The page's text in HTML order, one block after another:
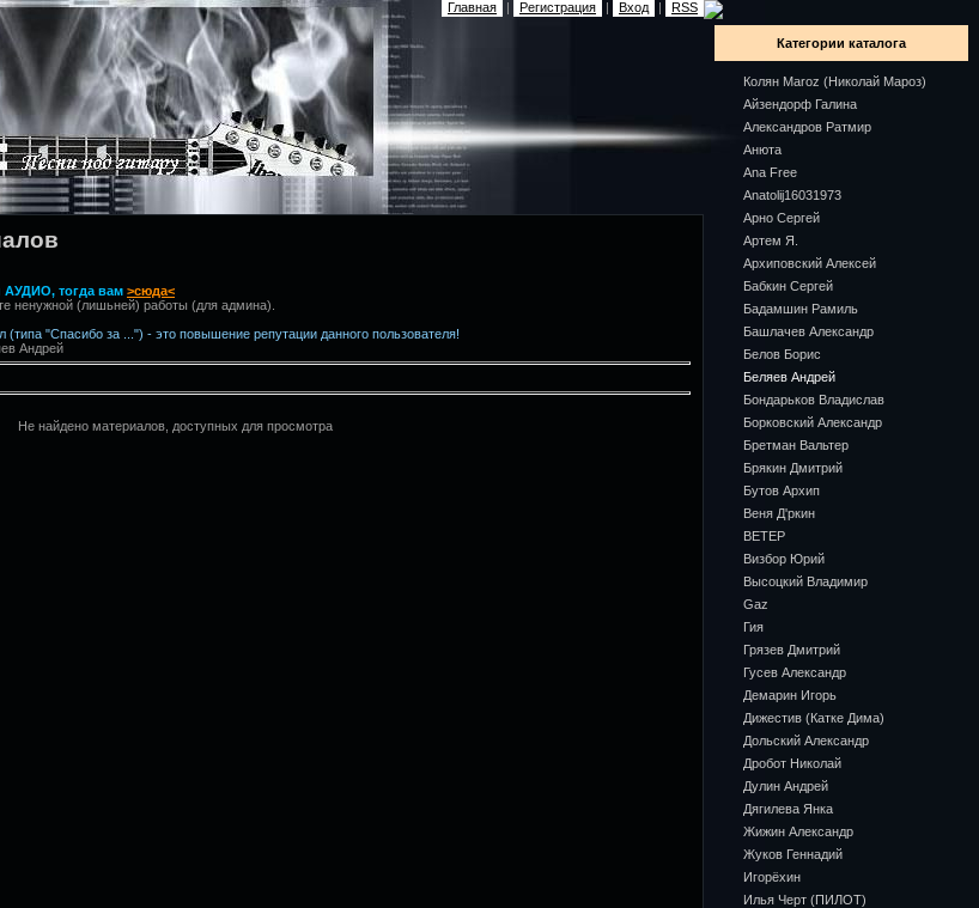
Главная | Регистрация | Вход | RSS
АУДИО, тогда вам >сюда<
ненужной (лишьней) работы (для админа).
"Спасибо за ...") - это повышение репутации данного пользователя!
Андрей
Не найдено материалов, доступных для просмотра
Категории каталога
Колян Maroz (Николай Мароз)
Айзендорф Галина
Александров Ратмир
Анюта
Ana Free
Anatolij16031973
Арно Сергей
Артем Я.
Архиповский Алексей
Бабкин Сергей
Бадамшин Рамиль
Башлачев Александр
Белов Борис
Беляев Андрей
Бондарьков Владислав
Борковский Александр
Бретман Вальтер
Брякин Дмитрий
Бутов Архип
Веня Д'ркин
ВЕТЕР
Визбор Юрий
Высоцкий Владимир
Gaz
Гия
Грязев Дмитрий
Гусев Александр
Демарин Игорь
Дижестив (Катке Дима)
Дольский Александр
Дробот Николай
Дулин Андрей
Дягилева Янка
Жижин Александр
Жуков Геннадий
Игорёхин
Илья Черт (ПИЛОТ)